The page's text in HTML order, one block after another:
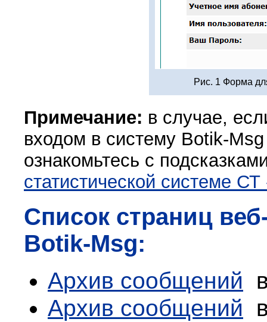
Рис. 1 Форма
Примечание: в случае,
входом в систему Botik-Msg
ознакомьтесь с
статистической системе СТ
Список страниц
Botik-Msg:
Архив сообщений
Архив сообщений